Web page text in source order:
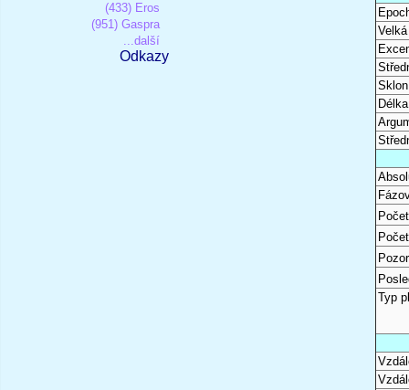
(433) Eros
(951) Gaspra
...další
Odkazy
Typ